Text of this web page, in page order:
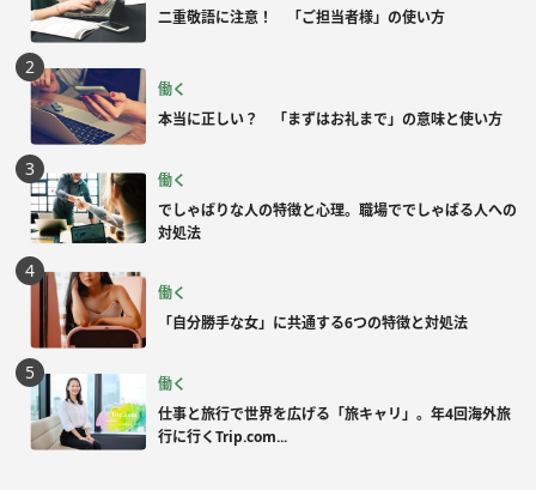
二重敬語に注意！ 「ご担当者様」の使い方
働く
本当に正しい？ 「まずはお礼まで」の意味と使い方
働く
でしゃばりな人の特徴と心理。職場ででしゃばる人への
対処法
働く
「自分勝手な女」に共通する6つの特徴と対処法
働く
仕事と旅行で世界を広げる「旅キャリ」。年4回海外旅
行に行くTrip.com...